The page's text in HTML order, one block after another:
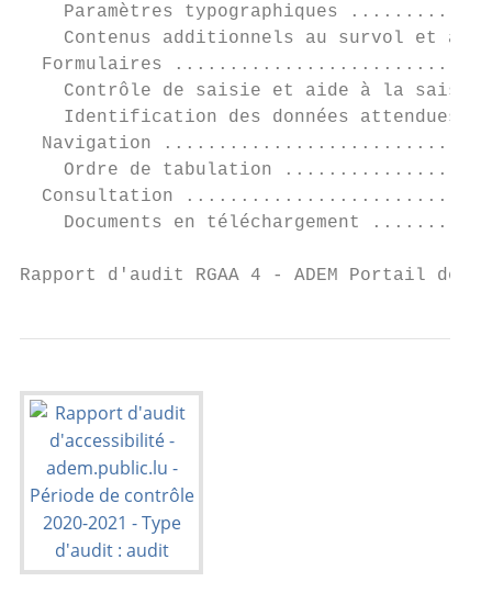
Paramètres typographiques
Contenus additionnels au survol et au
Formulaires
Contrôle de saisie et aide à la
Identification des données attendues
Navigation
Ordre de tabulation
Consultation
Documents en téléchargement
Rapport d'audit RGAA 4 - ADEM